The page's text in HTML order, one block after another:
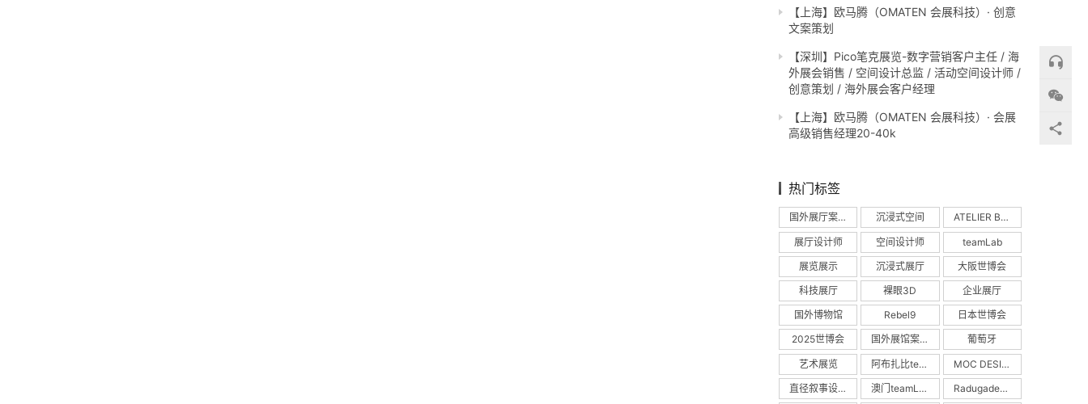
【上海】欧马腾（OMATEN 会展科技）· 创意
文案策划
【深圳】Pico笔克展览-数字营销客户主任 / 海
外展会销售 / 空间设计总监 / 活动空间设计师 /
创意策划 / 海外展会客户经理
【上海】欧马腾（OMATEN 会展科技）· 会展
高级销售经理20-40k
热门标签
国外展厅案例 沉浸式空间 ATELIER BRÜCKNER
展厅设计师 空间设计师 teamLab
展览展示 沉浸式展厅 大阪世博会
科技展厅 裸眼3D 企业展厅
国外博物馆 Rebel9 日本世博会
2025世博会 国外展馆案例 葡萄牙
艺术展览 阿布扎比teamLab MOC DESIGN
直径叙事设计 澳门teamLab Radugadesign